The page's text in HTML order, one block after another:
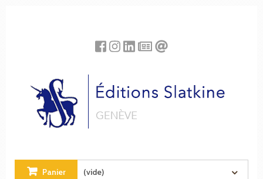
Panier (vide)